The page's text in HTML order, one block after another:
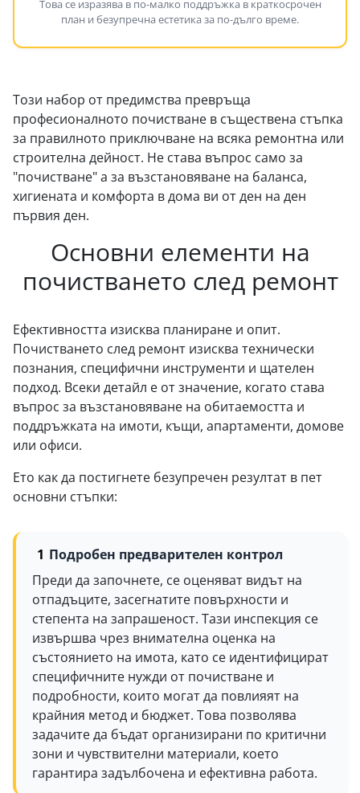
Това се изразява в по-малко поддръжка в краткосрочен
план и безупречна естетика за по-дълго време.
Този набор от предимства превръща
професионалното почистване в съществена стъпка
за правилното приключване на всяка ремонтна или
строителна дейност. Не става въпрос само за
"почистване" а за възстановяване на баланса,
хигиената и комфорта в дома ви от ден на ден
първия ден.
Основни елементи на
почистването след ремонт
Ефективността изисква планиране и опит.
Почистването след ремонт изисква технически
познания, специфични инструменти и щателен
подход. Всеки детайл е от значение, когато става
въпрос за възстановяване на обитаемостта и
поддръжката на имоти, къщи, апартаменти, домове
или офиси.
Ето как да постигнете безупречен резултат в пет
основни стъпки:
Подробен предварителен контрол
Преди да започнете, се оценяват видът на
отпадъците, засегнатите повърхности и
степента на запрашеност. Тази инспекция се
извършва чрез внимателна оценка на
състоянието на имота, като се идентифицират
специфичните нужди от почистване и
подробности, които могат да повлияят на
крайния метод и бюджет. Това позволява
задачите да бъдат организирани по критични
зони и чувствителни материали, което
гарантира задълбочена и ефективна работа.